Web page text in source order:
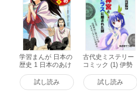
学習まんが 日本の
歴史 1 日本のあけ
ぼの 電子書籍版
試し読み
古代史ミステリー
コミック (1) 伊勢
神宮とアマテラス
に隠された謎 電子
書籍版
試し読み